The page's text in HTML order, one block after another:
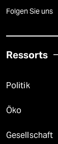
Folgen Sie uns
Ressorts
Politik
Öko
Gesellschaft